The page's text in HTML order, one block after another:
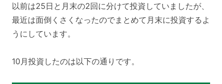
以前は25日と月末の2回に分けて投資していましたが、
最近は面倒くさくなったのでまとめて月末に投資するよ
うにしています。
10月投資したのは以下の通りです。